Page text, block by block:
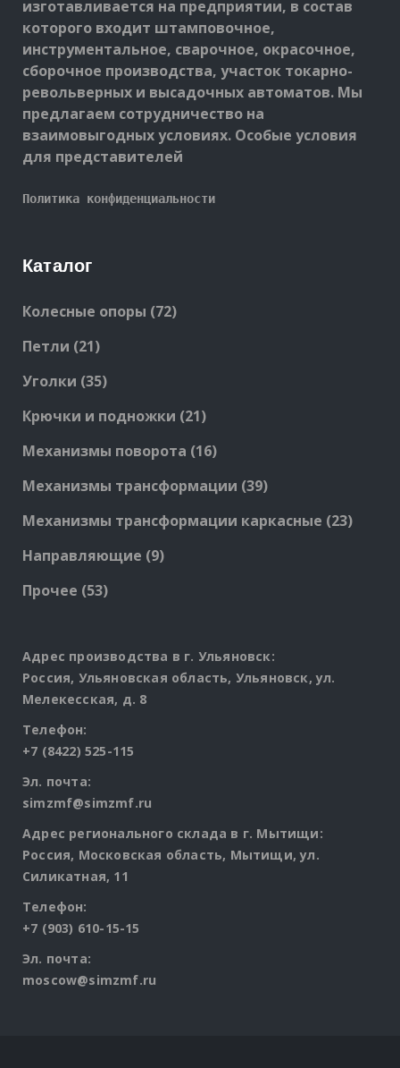
изготавливается на предприятии, в состав
которого входит штамповочное,
инструментальное, сварочное, окрасочное,
сборочное производства, участок токарно-
револьверных и высадочных автоматов. Мы
предлагаем сотрудничество на
взаимовыгодных условиях. Особые условия
для представителей
Политика конфиденциальности
Каталог
Колесные опоры 7272
Петли 2121
Уголки 3535
Крючки и подножки 2121
Механизмы поворота 1616
Механизмы трансформации 3939
Механизмы трансформации каркасные 2323
Направляющие 99
Прочее 5353
Адрес производства в г. Ульяновск:
Россия, Ульяновская область, Ульяновск, ул.
Мелекесская, д. 8
Телефон:
+7 (8422) 525-115
Эл. почта:
simzmf@simzmf.ru
Адрес регионального склада в г. Мытищи:
Россия, Московская область, Мытищи, ул.
Силикатная, 11
Телефон:
+7 (903) 610-15-15
Эл. почта:
moscow@simzmf.ru